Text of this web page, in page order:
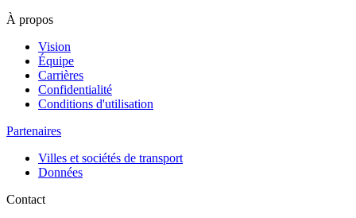
À propos
Vision
Équipe
Carrières
Confidentialité
Conditions d'utilisation
Partenaires
Villes et sociétés de transport
Données
Contact